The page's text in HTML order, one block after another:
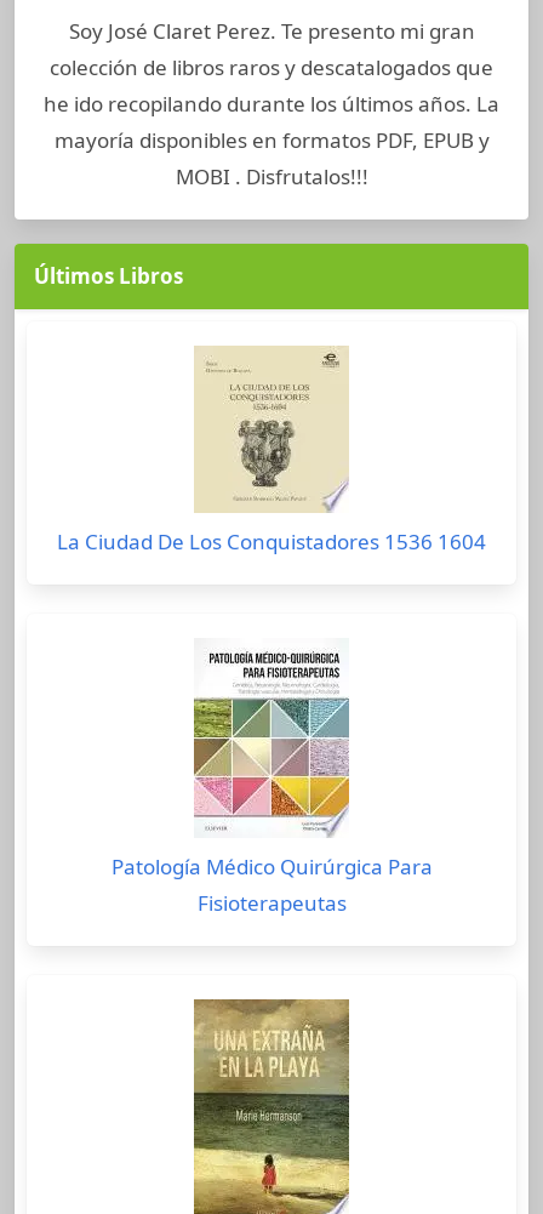
Soy José Claret Perez. Te presento mi gran
colección de libros raros y descatalogados que
he ido recopilando durante los últimos años. La
mayoría disponibles en formatos PDF, EPUB y
MOBI . Disfrutalos!!!
Últimos Libros
La Ciudad De Los Conquistadores 1536 1604
Patología Médico Quirúrgica Para
Fisioterapeutas